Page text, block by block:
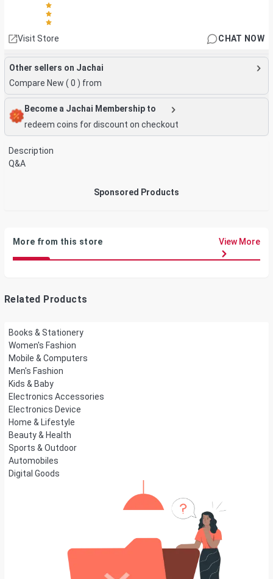
Visit Store CHAT NOW
Other sellers on Jachai
Compare New ( 0 ) from
Become a Jachai Membership to
redeem coins for discount on checkout
Description
Q&A
Sponsored Products
More from this store View More
Related Products
Books & Stationery
Women's Fashion
Mobile & Computers
Men's Fashion
Kids & Baby
Electronics Accessories
Electronics Device
Home & Lifestyle
Beauty & Health
Sports & Outdoor
Automobiles
Digital Goods